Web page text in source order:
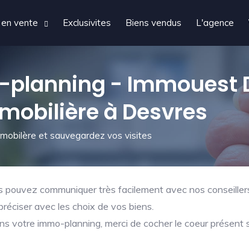
vente Exclusivites Biens vendus L'agence
- Immouest
à Desvres
et sauvegardez vos visites
communiquer très facilement avec nos
avec les choix de vos biens.
votre immo-planning, merci de cocher le coeur présent